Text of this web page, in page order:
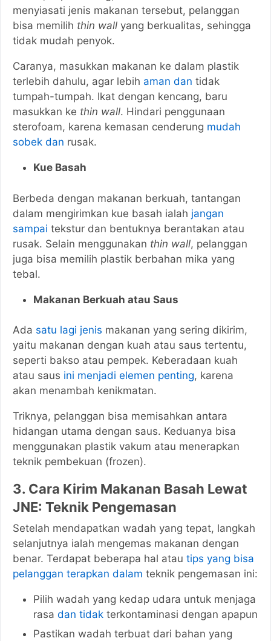
menyiasati jenis makanan tersebut, pelanggan
bisa memilih thin wall yang berkualitas, sehingga
tidak mudah penyok.
Caranya, masukkan makanan ke dalam plastik
terlebih dahulu, agar lebih aman dan tidak
tumpah-tumpah. Ikat dengan kencang, baru
masukkan ke thin wall. Hindari penggunaan
sterofoam, karena kemasan cenderung mudah
sobek dan rusak.
Kue Basah
Berbeda dengan makanan berkuah, tantangan
dalam mengirimkan kue basah ialah jangan
sampai tekstur dan bentuknya berantakan atau
rusak. Selain menggunakan thin wall, pelanggan
juga bisa memilih plastik berbahan mika yang
tebal.
Makanan Berkuah atau Saus
Ada satu lagi jenis makanan yang sering dikirim,
yaitu makanan dengan kuah atau saus tertentu,
seperti bakso atau pempek. Keberadaan kuah
atau saus ini menjadi elemen penting, karena
akan menambah kenikmatan.
Triknya, pelanggan bisa memisahkan antara
hidangan utama dengan saus. Keduanya bisa
menggunakan plastik vakum atau menerapkan
teknik pembekuan (frozen).
3. Cara Kirim Makanan Basah Lewat
JNE: Teknik Pengemasan
Setelah mendapatkan wadah yang tepat, langkah
selanjutnya ialah mengemas makanan dengan
benar. Terdapat beberapa hal atau tips yang bisa
pelanggan terapkan dalam teknik pengemasan ini:
Pilih wadah yang kedap udara untuk menjaga
rasa dan tidak terkontaminasi dengan apapun
Pastikan wadah terbuat dari bahan yang